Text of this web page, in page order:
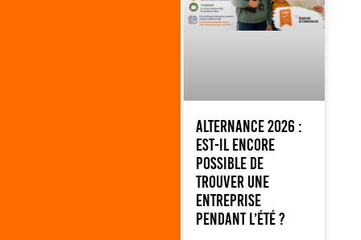
Alternance 2026 :
est-il encore
possible de
trouver une
entreprise
pendant l’été ?